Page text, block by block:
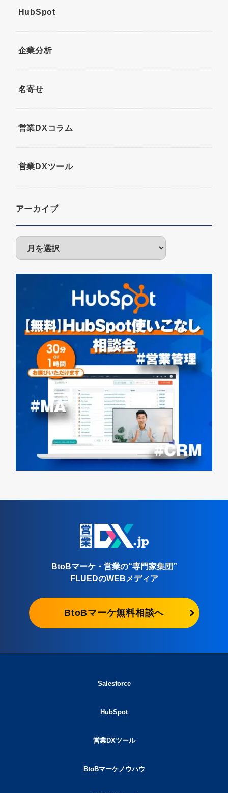
HubSpot
企業分析
名寄せ
営業DXコラム
営業DXツール
アーカイブ
BtoBマーケ・営業の“専門家集団”
FLUEDのWEBメディア
BtoBマーケ無料相談へ
Salesforce
HubSpot
営業DXツール
BtoBマーケノウハウ